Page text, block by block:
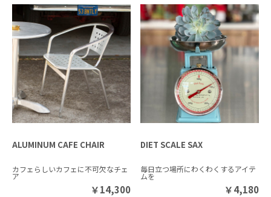
ALUMINUM CAFE CHAIR
カフェらしいカフェに不可欠なチェ
ア
￥14,300
DIET SCALE SAX
毎日立つ場所にわくわくするアイテ
ムを
￥4,180